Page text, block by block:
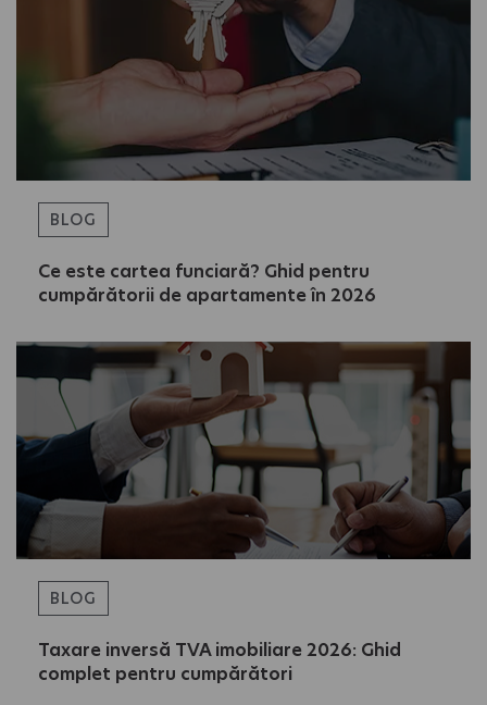
BLOG
Ce este cartea funciară? Ghid pentru
cumpărătorii de apartamente în 2026
BLOG
Taxare inversă TVA imobiliare 2026: Ghid
complet pentru cumpărători